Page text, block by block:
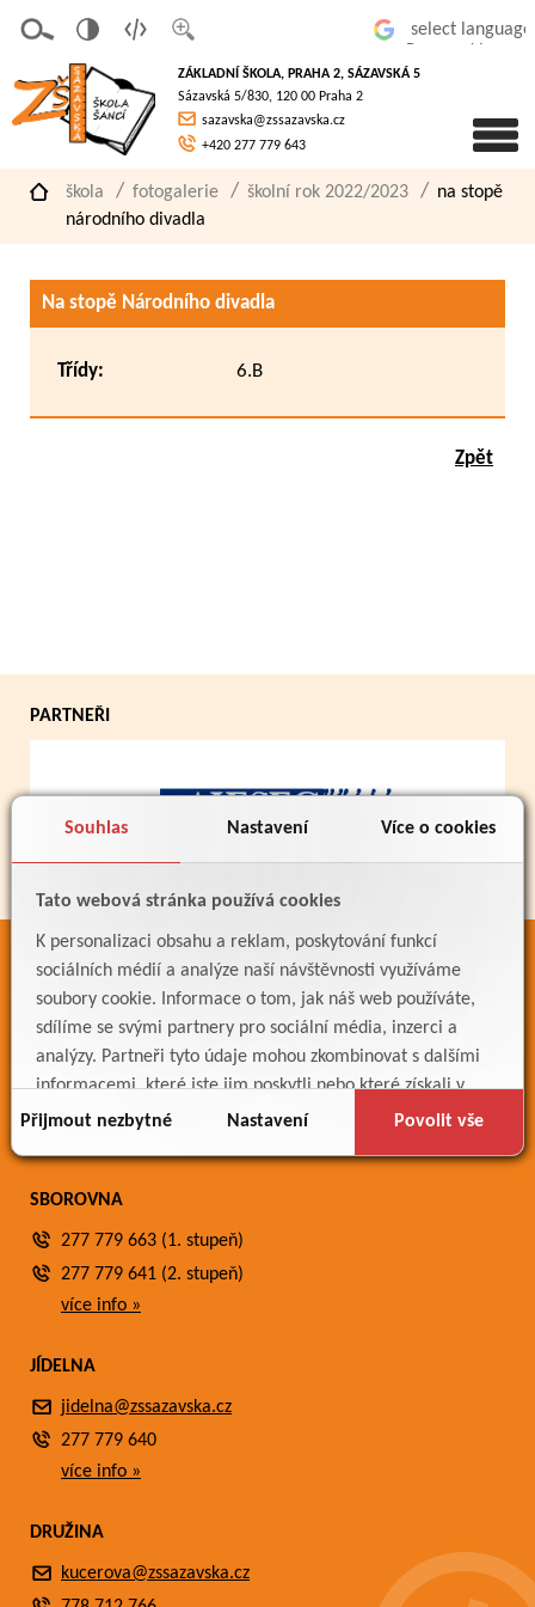
Souhlas Nastavení Více o cookies
Tato webová stránka používá cookies
K personalizaci obsahu a reklam, poskytování funkcí
sociálních médií a analýze naší návštěvnosti využíváme
soubory cookie. Informace o tom, jak náš web používáte,
sdílíme se svými partnery pro sociální média, inzerci a
analýzy. Partneři tyto údaje mohou zkombinovat s dalšími
informacemi, které jste jim poskytli nebo které získali v
důsledku toho, že používáte jejich služby.
Přijmout nezbytné Nastavení Povolit vše
písmo
á
verze
pro
slaboz
raké
ZÁKLADNÍ ŠKOLA, PRAHA 2, SÁZAVSKÁ 5
Sázavská 5/830, 120 00 Praha 2
sazavska@zssazavska.cz
+420 277 779 643
škola fotogalerie školní rok 2022/2023
na stopě
národního divadla
Na stopě Národního divadla
Třídy: 6.B
Zpět
PARTNEŘI
ODKAZY
Bakaláři
Jídelníček
Meteostanice
SBOROVNA
277 779 663 (1. stupeň)
277 779 641 (2. stupeň)
více info »
JÍDELNA
jidelna@zssazavska.cz
277 779 640
více info »
DRUŽINA
kucerova@zssazavska.cz